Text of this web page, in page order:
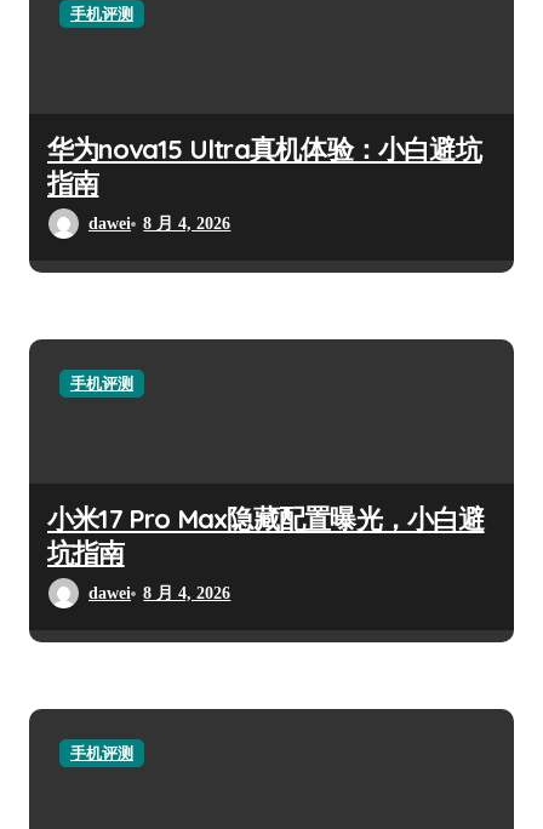
手机评测
华为nova15 Ultra真机体验：小白避坑
指南
dawei 8 月 4, 2026
手机评测
小米17 Pro Max隐藏配置曝光，小白避
坑指南
dawei 8 月 4, 2026
手机评测